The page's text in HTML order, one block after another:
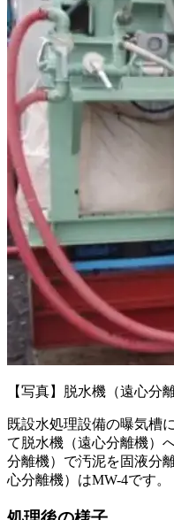
【写真】脱水機（遠心
既設水処理設備の曝気槽
て脱水機（遠心分離機）
分離機）で汚泥を固液分
心分離機）はMW-4です。